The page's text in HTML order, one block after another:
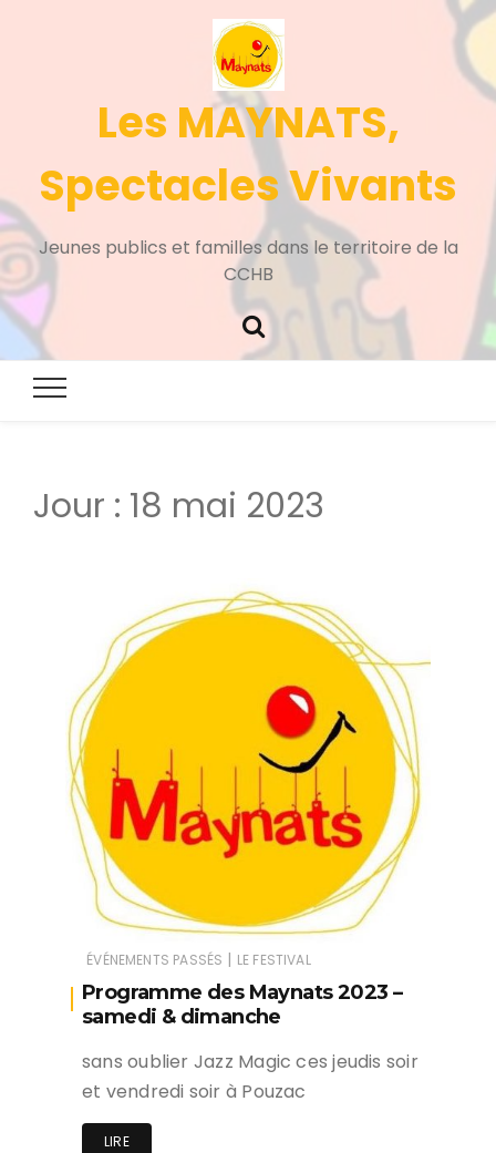
Les MAYNATS,
Spectacles Vivants
Jeunes publics et familles dans le territoire de la
CCHB
Jour : 18 mai 2023
ÉVÉNEMENTS PASSÉS | LE FESTIVAL
Programme des Maynats 2023 –
samedi & dimanche
sans oublier Jazz Magic ces jeudis soir
et vendredi soir à Pouzac
LIRE